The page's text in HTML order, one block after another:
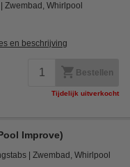
Zwembad, Whirlpool
en beschrijving
Bestellen
Tijdelijk uitverkocht
Improve)
Zwembad, Whirlpool